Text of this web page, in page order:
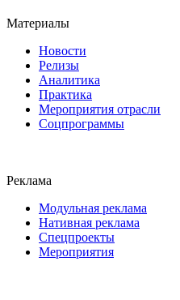
Материалы
Новости
Релизы
Аналитика
Практика
Мероприятия отрасли
Соцпрограммы
Реклама
Модульная реклама
Нативная реклама
Спецпроекты
Мероприятия